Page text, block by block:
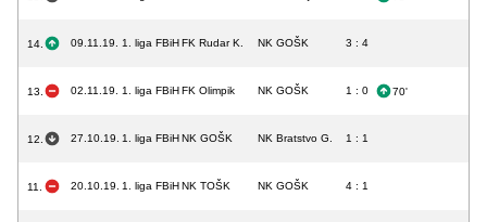
14. 09.11.19. 1. liga FBiHFK Rudar K. NK GOŠK 3 : 4
13. 02.11.19. 1. liga FBiHFK Olimpik NK GOŠK 1 : 0 70'
12. 27.10.19. 1. liga FBiHNK GOŠK NK Bratstvo G. 1 : 1
11. 20.10.19. 1. liga FBiHNK TOŠK NK GOŠK 4 : 1